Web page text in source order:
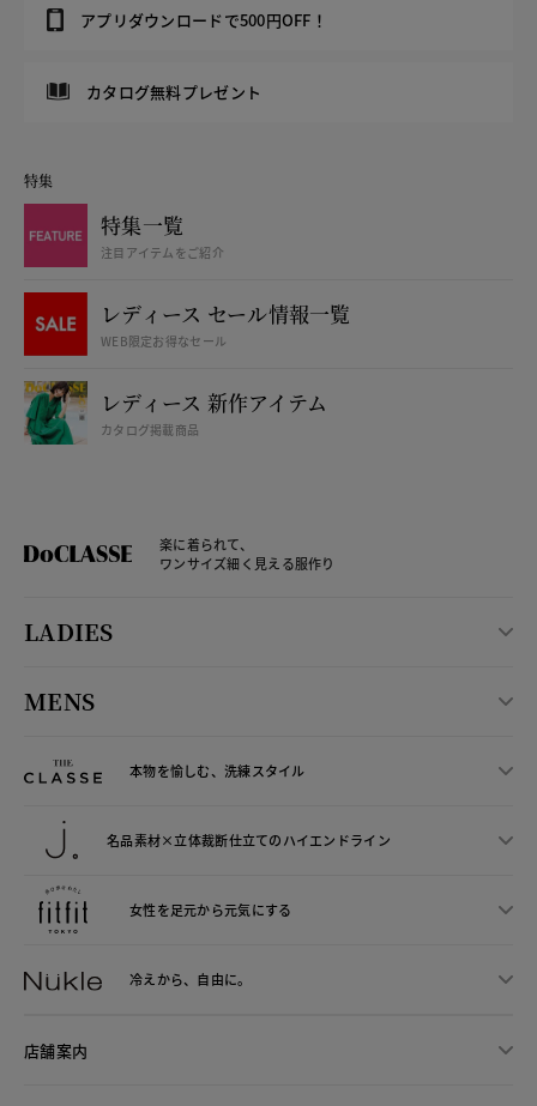
アプリダウンロードで500円OFF！
カタログ無料プレゼント
特集
特集一覧
注目アイテムをご紹介
レディース セール情報一覧
WEB限定お得なセール
レディース 新作アイテム
カタログ掲載商品
楽に着られて、
ワンサイズ細く見える服作り
LADIES
MENS
本物を愉しむ、洗練スタイル
名品素材×立体裁断仕立てのハイエンドライン
女性を足元から元気にする
冷えから、 自由に。
店舗案内